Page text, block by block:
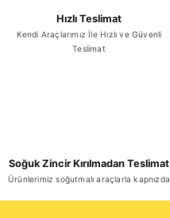
Hızlı Teslimat
Kendi Araçlarımız İle Hızlı ve Güvenli
Teslimat
Soğuk Zincir Kırılmadan Teslimat
Ürünlerimiz soğutmalı araçlarla kapnızda